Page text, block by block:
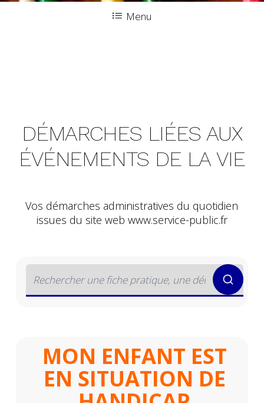
Menu
DÉMARCHES LIÉES AUX
ÉVÉNEMENTS DE LA VIE
Vos démarches administratives du quotidien
issues du site web www.service-public.fr
MON ENFANT EST
EN SITUATION DE